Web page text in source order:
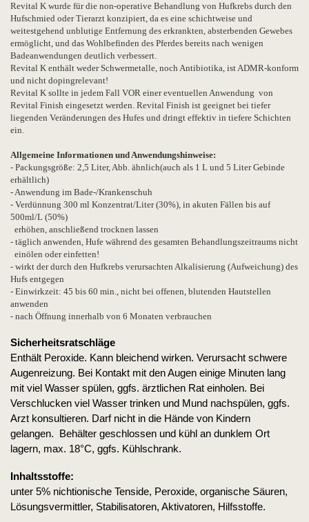
Revital K wurde für die non-operative Behandlung von Hufkrebs durch den
Hufschmied oder Tierarzt konzipiert, da es eine schichtweise und
weitestgehend unblutige Entfernung des erkrankten, absterbenden Gewebes
ermöglicht, und das Wohlbefinden des Pferdes bereits nach wenigen
Badeanwendungen deutlich verbessert.
Revital K enthält weder Schwermetalle, noch Antibiotika, ist ADMR-konform
und nicht dopingrelevant!
Revital K sollte in jedem Fall VOR einer eventuellen Anwendung von
Revital Finish eingesetzt werden. Revital Finish ist geeignet bei tiefer
liegenden Veränderungen des Hufes und dringt effektiv in tiefere Schichten
ein.
Allgemeine Informationen und Anwendungshinweise:
- Packungsgröße: 2,5 Liter, Abb. ähnlich(auch als 1 L und 5 Liter Gebinde
erhältlich)
- Anwendung im Bade-/Krankenschuh
- Verdünnung 300 ml Konzentrat/Liter (30%), in akuten Fällen bis auf
500ml/L (50%)
erhöhen, anschließend trocknen lassen
- täglich anwenden, Hufe während des gesamten Behandlungszeitraums nicht
einölen oder einfetten!
- wirkt der durch den Hufkrebs verursachten Alkalisierung (Aufweichung) des
Hufs entgegen
- Einwirkzeit: 45 bis 60 min., nicht bei offenen, blutenden Hautstellen
anwenden
- nach Öffnung innerhalb von 6 Monaten verbrauchen
Sicherheitsratschläge
Enthält Peroxide. Kann bleichend wirken. Verursacht schwere
Augenreizung. Bei Kontakt mit den Augen einige Minuten lang
mit viel Wasser spülen, ggfs. ärztlichen Rat einholen. Bei
Verschlucken viel Wasser trinken und Mund nachspülen, ggfs.
Arzt konsultieren. Darf nicht in die Hände von Kindern
gelangen. Behälter geschlossen und kühl an dunklem Ort
lagern, max. 18°C, ggfs. Kühlschrank.
Inhaltsstoffe:
unter 5% nichtionische Tenside, Peroxide, organische Säuren,
Lösungsvermittler, Stabilisatoren, Aktivatoren, Hilfsstoffe.